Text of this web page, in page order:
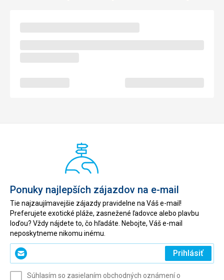
Ponuky najlepších zájazdov na e-mail
Tie najzaujímavejšie zájazdy pravidelne na Váš e-mail!
Preferujete exotické pláže, zasnežené ľadovce alebo plavbu
loďou? Vždy nájdete to, čo hľadáte. Nebojte, Váš e-mail
neposkytneme nikomu inému.
Zadajte
svoj
Prihlásiť
Súhlasím so zasielaním obchodných oznámení o